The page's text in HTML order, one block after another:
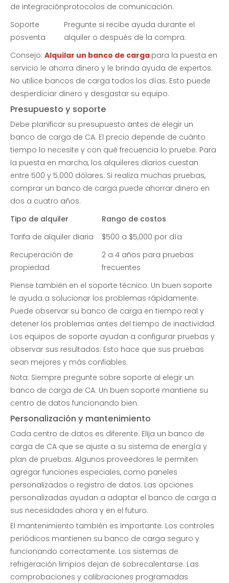
de integraciónprotocolos de comunicación.
Soporte
posventa
Pregunte si recibe ayuda durante el
alquiler o después de la compra.
Consejo: Alquilar un banco de carga para la puesta en
servicio le ahorra dinero y le brinda ayuda de expertos.
No utilice bancos de carga todos los días. Esto puede
desperdiciar dinero y desgastar su equipo.
Presupuesto y soporte
Debe planificar su presupuesto antes de elegir un
banco de carga de CA. El precio depende de cuánto
tiempo lo necesite y con qué frecuencia lo pruebe. Para
la puesta en marcha, los alquileres diarios cuestan
entre 500 y 5.000 dólares. Si realiza muchas pruebas,
comprar un banco de carga puede ahorrar dinero en
dos a cuatro años.
Tipo de alquiler
Rango de costos
Tarifa de alquiler diaria
$500 a $5,000 por día
Recuperación de
propiedad
2 a 4 años para pruebas
frecuentes
Piense también en el soporte técnico. Un buen soporte
le ayuda a solucionar los problemas rápidamente.
Puede observar su banco de carga en tiempo real y
detener los problemas antes del tiempo de inactividad.
Los equipos de soporte ayudan a configurar pruebas y
observar sus resultados. Esto hace que sus pruebas
sean mejores y más confiables.
Nota: Siempre pregunte sobre soporte al elegir un
banco de carga de CA. Un buen soporte mantiene su
centro de datos funcionando bien.
Personalización y mantenimiento
Cada centro de datos es diferente. Elija un banco de
carga de CA que se ajuste a su sistema de energía y
plan de pruebas. Algunos proveedores le permiten
agregar funciones especiales, como paneles
personalizados o registro de datos. Las opciones
personalizadas ayudan a adaptar el banco de carga a
sus necesidades ahora y en el futuro.
El mantenimiento también es importante. Los controles
periódicos mantienen su banco de carga seguro y
funcionando correctamente. Los sistemas de
refrigeración limpios dejan de sobrecalentarse. Las
comprobaciones y calibraciones programadas